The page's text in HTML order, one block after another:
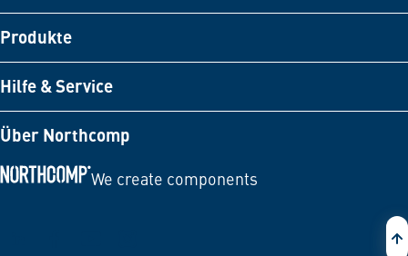
Produkte
Hilfe & Service
Über Northcomp
We create components